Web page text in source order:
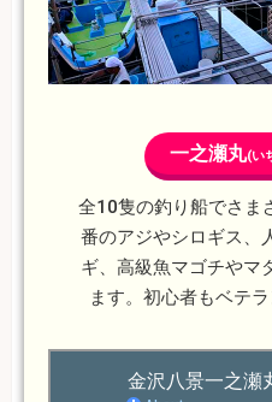
一之瀬丸(い
全10隻の釣り船でさま
番のアジやシロギス、
ギ、高級魚マゴチやマ
ます。初心者もベテ